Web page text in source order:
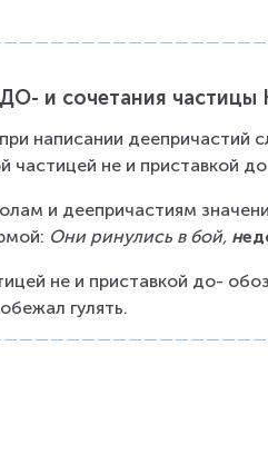
и сочетания
написании деепричастий
частицей не и приставкой
и деепричастиям
Они ринулись в бой, н
не и приставкой до-
гулять.